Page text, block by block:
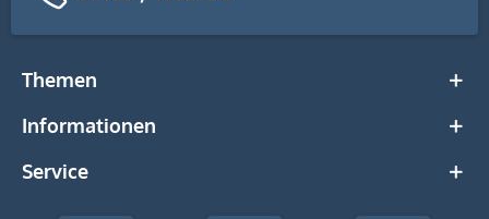
Themen
Informationen
Service
stempel-